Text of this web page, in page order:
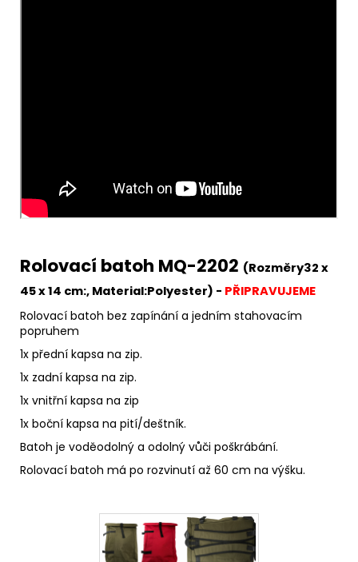
Rolovací batoh MQ-2202 (Rozměry32 x
45 x 14 cm:, Material:Polyester) - PŘIPRAVUJEME
Rolovací batoh bez zapínání a jedním stahovacím
popruhem
1x přední kapsa na zip.
1x zadní kapsa na zip.
1x vnitřní kapsa na zip
1x boční kapsa na pití/deštník.
Batoh je voděodolný a odolný vůči poškrábání.
Rolovací batoh má po rozvinutí až 60 cm na výšku.